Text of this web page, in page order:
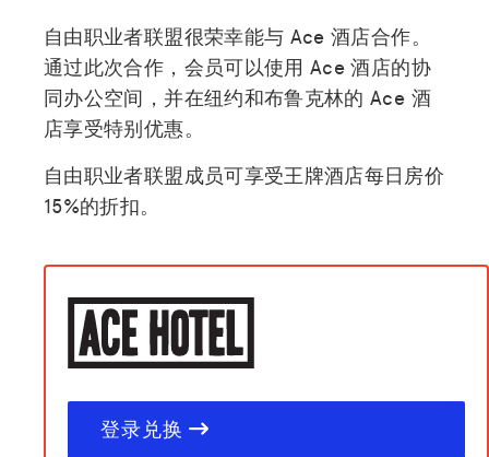
自由职业者联盟很荣幸能与 Ace 酒店合作。
通过此次合作，会员可以使用 Ace 酒店的协
同办公空间，并在纽约和布鲁克林的 Ace 酒
店享受特别优惠。
自由职业者联盟成员可享受王牌酒店每日房价
15%的折扣。
登录兑换